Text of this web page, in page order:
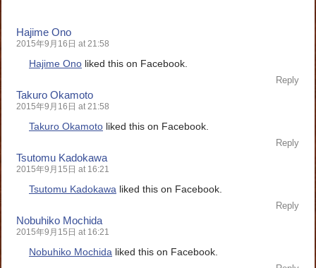
Hajime Ono
2015年9月16日 at 21:58
Hajime Ono liked this on Facebook.
Reply
Takuro Okamoto
2015年9月16日 at 21:58
Takuro Okamoto liked this on Facebook.
Reply
Tsutomu Kadokawa
2015年9月15日 at 16:21
Tsutomu Kadokawa liked this on Facebook.
Reply
Nobuhiko Mochida
2015年9月15日 at 16:21
Nobuhiko Mochida liked this on Facebook.